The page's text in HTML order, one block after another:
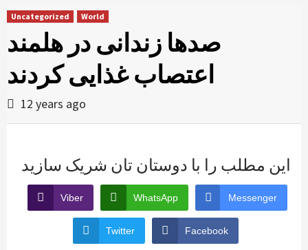
Uncategorized World
صدها زندانی در هلمند
اعتصاب غذایی کردند
12 years ago
این مطلب را با دوستان تان شریک سازید
Viber WhatsApp Messenger
Twitter Facebook